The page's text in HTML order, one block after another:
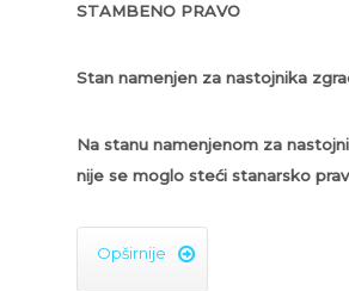
STAMBENO PRAVO
Stan namenjen za nastojnika
Na stanu namenjenom za
nije se moglo steći stanarsko
Opširnije 